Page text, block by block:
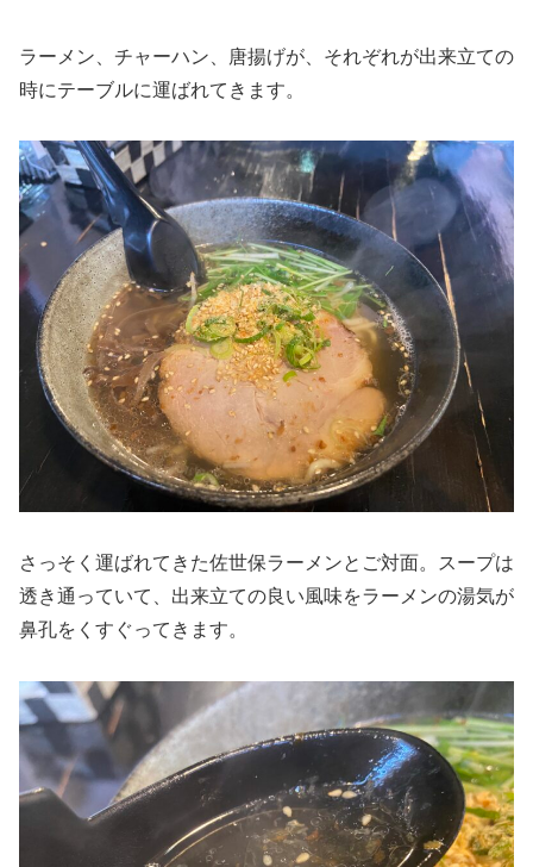
ラーメン、チャーハン、唐揚げが、それぞれが出来立ての
時にテーブルに運ばれてきます。
さっそく運ばれてきた佐世保ラーメンとご対面。スープは
透き通っていて、出来立ての良い風味をラーメンの湯気が
鼻孔をくすぐってきます。